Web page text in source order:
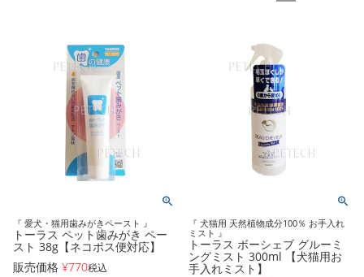
『 愛犬・猫用歯みがきペースト 』
トーラス ペット歯みがき ペー
スト 38g【ネコポス便対応】
販売価格 ¥770税込
『 犬猫用 天然植物成分100％ お手入れ
ミスト 』
トーラス ボーシェブ グルーミ
ングミスト 300ml 【犬猫用お
手入れミスト】